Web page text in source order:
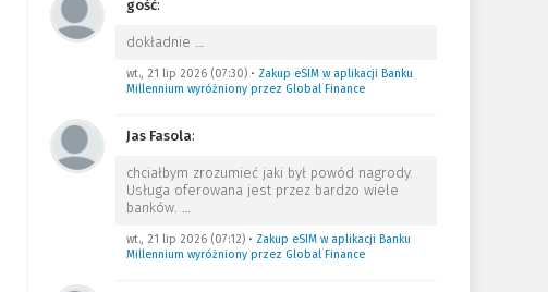
gość:
dokładnie …
wt., 21 lip 2026 (07:30)• Zakup eSIM w aplikacji Banku
Millennium wyróżniony przez Global Finance
Jas Fasola:
chciałbym zrozumieć jaki był powód nagrody.
Usługa oferowana jest przez bardzo wiele
banków. …
wt., 21 lip 2026 (07:12)• Zakup eSIM w aplikacji Banku
Millennium wyróżniony przez Global Finance